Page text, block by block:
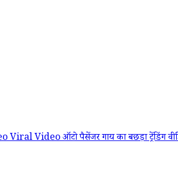
Viral Videoऑटो पैसेंजरगाय का बछड़ाट्रेंडिंग